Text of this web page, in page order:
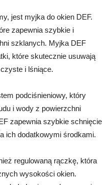
jest myjka do okien DEF.
zapewnia szybkie i
szklanych. Myjka DEF
które skutecznie usuwają
i lśniące.
podciśnieniowy, który
i wody z powierzchni
zapewnia szybkie schnięcie
ich dodatkowymi środkami.
regulowaną rączkę, która
wysokości okien.